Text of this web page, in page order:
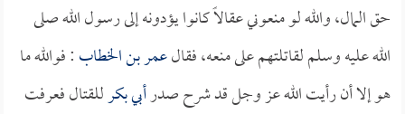
حق المال، والله لو منعوني عقالاً كانوا يؤدونه إلى رسول الله صلى
الله عليه وسلم لقاتلتهم على منعه، فقالعمر بن الخطاب: فوالله ما
هو إلا أن رأيت الله عز وجل قد شرح صدرأبي بكرللقتال فعرفت